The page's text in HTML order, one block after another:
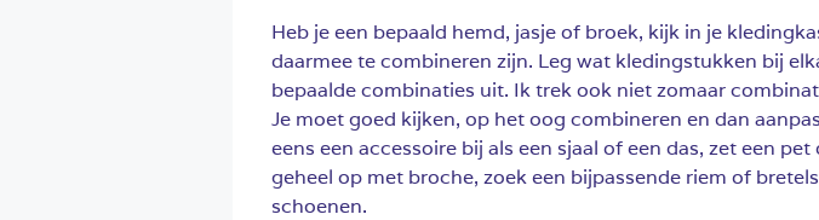
Heb je een bepaald hemd, jasje of broek, kijk in je
daarmee te combineren zijn. Leg wat kledingstukken bij
bepaalde combinaties uit. Ik trek ook niet zomaar
Je moet goed kijken, op het oog combineren en dan
eens een accessoire bij als een sjaal of een das, zet een
geheel op met broche, zoek een bijpassende riem of
schoenen.